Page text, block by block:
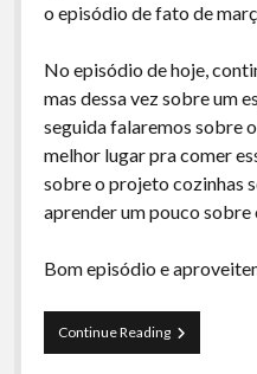
A Ripa É a Lei
Especiais
Preliminares
o episódio de fato de
No episódio de hoje,
mas dessa vez sobre um
seguida falaremos sobre
melhor lugar pra comer
sobre o projeto cozinhas
aprender um pouco sobre
Bom episódio e
Continue ReadingLa
Siesta